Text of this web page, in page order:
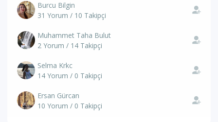
Burcu Bilgin
31 Yorum / 10 Takipçi
Muhammet Taha Bulut
2 Yorum / 14 Takipçi
Selma Krkc
14 Yorum / 0 Takipçi
Ersan Gürcan
10 Yorum / 0 Takipçi